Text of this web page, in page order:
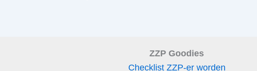
ZZP Goodies
Checklist ZZP-er worden